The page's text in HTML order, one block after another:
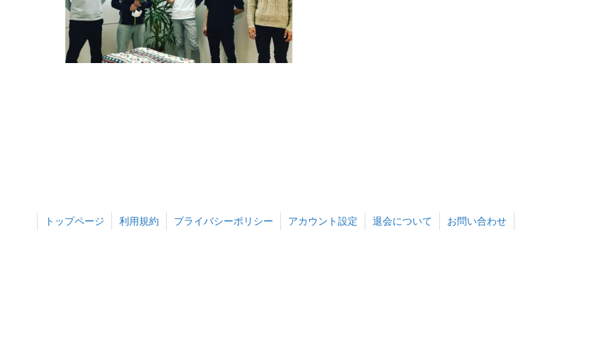
トップページ 利用規約 プライバシーポリシー アカウント設定 退会について お問い合わせ